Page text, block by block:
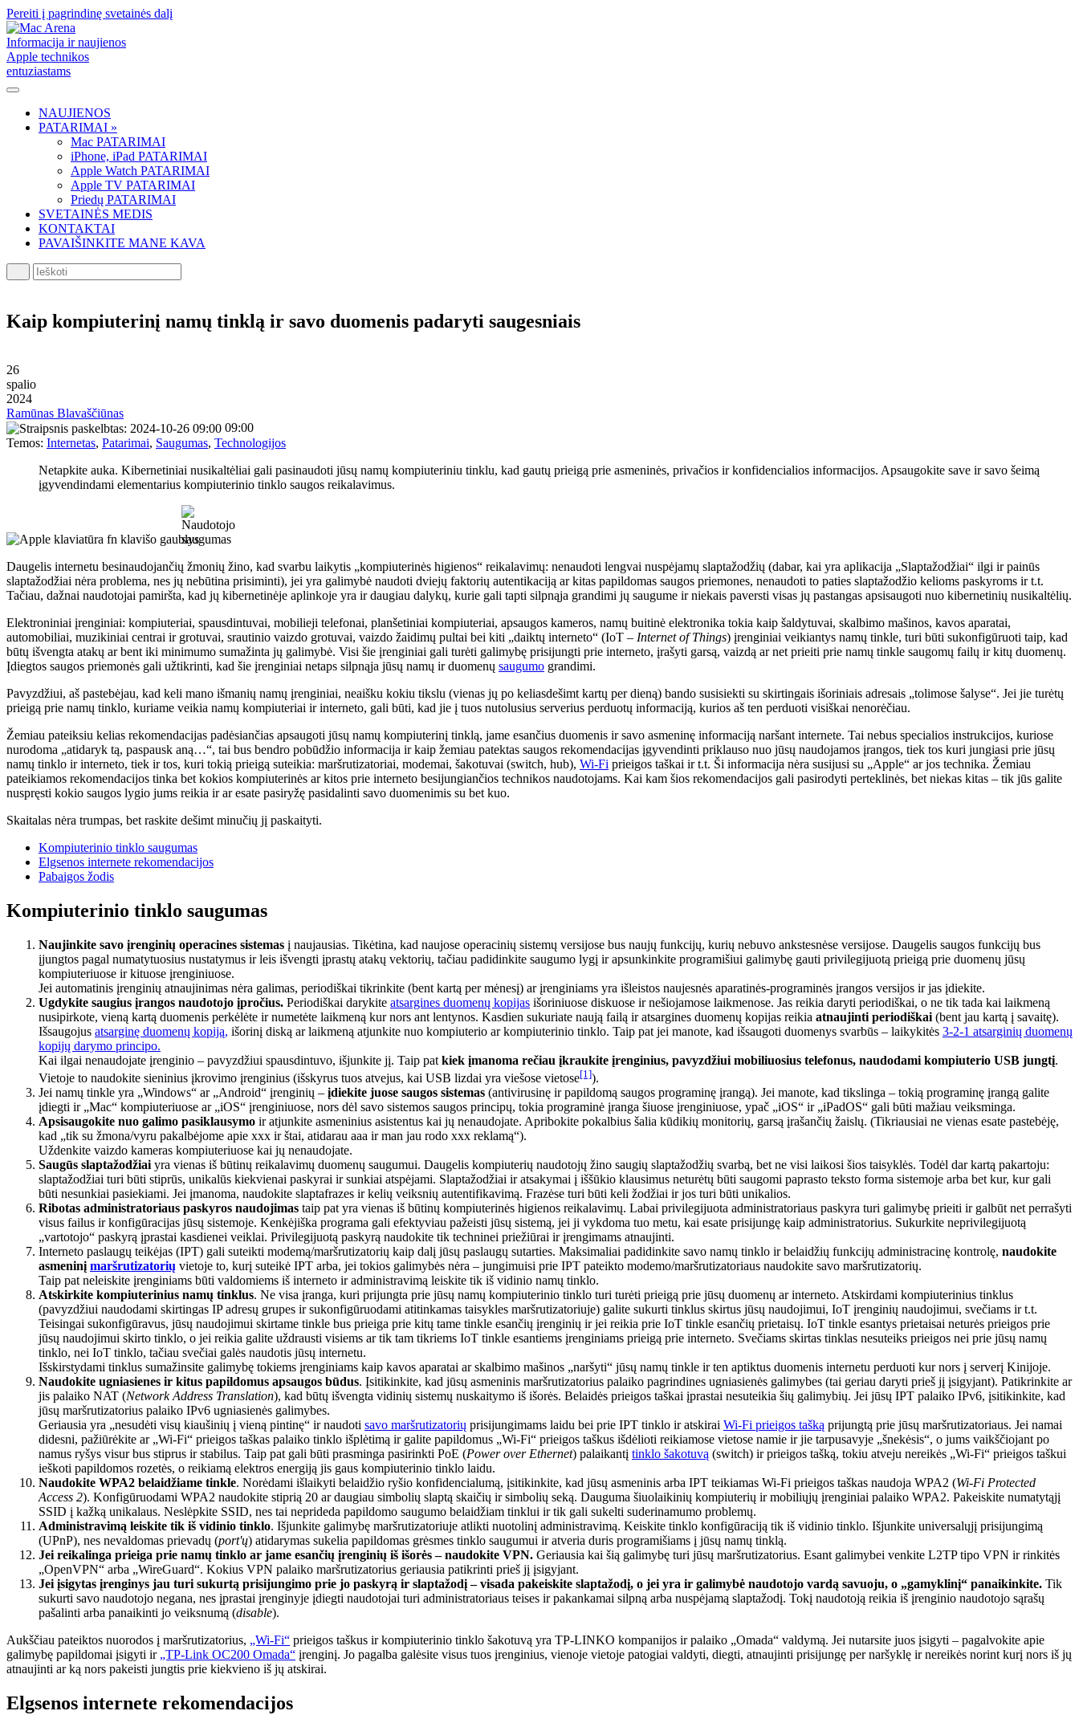
Pereiti į pagrindinę svetainės dalį
Informacija ir naujienos
Apple technikos
entuziastams
NAUJIENOS
PATARIMAI »
Mac PATARIMAI
iPhone, iPad PATARIMAI
Apple Watch PATARIMAI
Apple TV PATARIMAI
Priedų PATARIMAI
SVETAINĖS MEDIS
KONTAKTAI
PAVAIŠINKITE MANE KAVA
Ieškoti
Kaip kompiuterinį namų tinklą ir savo duomenis padaryti saugesniais
26
spalio
2024
Ramūnas Blavaščiūnas
09:00
Temos: Internetas, Patarimai, Saugumas, Technologijos
Netapkite auka. Kibernetiniai nusikaltėliai gali pasinaudoti jūsų namų kompiuteriniu tinklu, kad gautų prieigą prie asmeninės, privačios ir konfidencialios informacijos. Apsaugokite save ir savo šeimą
įgyvendindami elementarius kompiuterinio tinklo saugos reikalavimus.
Daugelis internetu besinaudojančių žmonių žino, kad svarbu laikytis „kompiuterinės higienos“ reikalavimų: nenaudoti lengvai nuspėjamų slaptažodžių (dabar, kai yra aplikacija „Slaptažodžiai“ ilgi ir painūs
slaptažodžiai nėra problema, nes jų nebūtina prisiminti), jei yra galimybė naudoti dviejų faktorių autentikaciją ar kitas papildomas saugos priemones, nenaudoti to paties slaptažodžio kelioms paskyroms ir t.t.
Tačiau, dažnai naudotojai pamiršta, kad jų kibernetinėje aplinkoje yra ir daugiau dalykų, kurie gali tapti silpnąja grandimi jų saugume ir niekais paversti visas jų pastangas apsisaugoti nuo kibernetinių nusikaltėlių.
Elektroniniai įrenginiai: kompiuteriai, spausdintuvai, mobilieji telefonai, planšetiniai kompiuteriai, apsaugos kameros, namų buitinė elektronika tokia kaip šaldytuvai, skalbimo mašinos, kavos aparatai,
automobiliai, muzikiniai centrai ir grotuvai, srautinio vaizdo grotuvai, vaizdo žaidimų pultai bei kiti „daiktų interneto“ (IoT – Internet of Things) įrenginiai veikiantys namų tinkle, turi būti sukonfigūruoti taip, kad
būtų išvengta atakų ar bent iki minimumo sumažinta jų galimybė. Visi šie įrenginiai gali turėti galimybę prisijungti prie interneto, įrašyti garsą, vaizdą ar net prieiti prie namų tinkle saugomų failų ir kitų duomenų.
Įdiegtos saugos priemonės gali užtikrinti, kad šie įrenginiai netaps silpnąja jūsų namų ir duomenų saugumo grandimi.
Pavyzdžiui, aš pastebėjau, kad keli mano išmanių namų įrenginiai, neaišku kokiu tikslu (vienas jų po keliasdešimt kartų per dieną) bando susisiekti su skirtingais išoriniais adresais „tolimose šalyse“. Jei jie turėtų
prieigą prie namų tinklo, kuriame veikia namų kompiuteriai ir interneto, gali būti, kad jie į tuos nutolusius serverius perduotų informaciją, kurios aš ten perduoti visiškai nenorėčiau.
Žemiau pateiksiu kelias rekomendacijas padėsiančias apsaugoti jūsų namų kompiuterinį tinklą, jame esančius duomenis ir savo asmeninę informaciją naršant internete. Tai nebus specialios instrukcijos, kuriose
nurodoma „atidaryk tą, paspausk aną…“, tai bus bendro pobūdžio informacija ir kaip žemiau patektas saugos rekomendacijas įgyvendinti priklauso nuo jūsų naudojamos įrangos, tiek tos kuri jungiasi prie jūsų
namų tinklo ir interneto, tiek ir tos, kuri tokią prieigą suteikia: maršrutizatoriai, modemai, šakotuvai (switch, hub), Wi-Fi prieigos taškai ir t.t. Ši informacija nėra susijusi su „Apple“ ar jos technika. Žemiau
pateikiamos rekomendacijos tinka bet kokios kompiuterinės ar kitos prie interneto besijungiančios technikos naudotojams. Kai kam šios rekomendacijos gali pasirodyti perteklinės, bet niekas kitas – tik jūs galite
nuspręsti kokio saugos lygio jums reikia ir ar esate pasiryžę pasidalinti savo duomenimis su bet kuo.
Skaitalas nėra trumpas, bet raskite dešimt minučių jį paskaityti.
Kompiuterinio tinklo saugumas
Elgsenos internete rekomendacijos
Pabaigos žodis
Kompiuterinio tinklo saugumas
Naujinkite savo įrenginių operacines sistemas į naujausias. Tikėtina, kad naujose operacinių sistemų versijose bus naujų funkcijų, kurių nebuvo ankstesnėse versijose. Daugelis saugos funkcijų bus
įjungtos pagal numatytuosius nustatymus ir leis išvengti įprastų atakų vektorių, tačiau padidinkite saugumo lygį ir apsunkinkite programišiui galimybę gauti privilegijuotą prieigą prie duomenų jūsų
kompiuteriuose ir kituose įrenginiuose.
Jei automatinis įrenginių atnaujinimas nėra galimas, periodiškai tikrinkite (bent kartą per mėnesį) ar įrenginiams yra išleistos naujesnės aparatinės-programinės įrangos versijos ir jas įdiekite.
Ugdykite saugius įrangos naudotojo įpročius. Periodiškai darykite atsargines duomenų kopijas išoriniuose diskuose ir nešiojamose laikmenose. Jas reikia daryti periodiškai, o ne tik tada kai laikmeną
nusipirkote, vieną kartą duomenis perkėlėte ir numetėte laikmeną kur nors ant lentynos. Kasdien sukuriate naują failą ir atsargines duomenų kopijas reikia atnaujinti periodiškai (bent jau kartą į savaitę).
Išsaugojus atsarginę duomenų kopiją, išorinį diską ar laikmeną atjunkite nuo kompiuterio ar kompiuterinio tinklo. Taip pat jei manote, kad išsaugoti duomenys svarbūs – laikykitės 3-2-1 atsarginių duomenų
kopijų darymo principo.
Kai ilgai nenaudojate įrenginio – pavyzdžiui spausdintuvo, išjunkite jį. Taip pat kiek įmanoma rečiau įkraukite įrenginius, pavyzdžiui mobiliuosius telefonus, naudodami kompiuterio USB jungtį.
Vietoje to naudokite sieninius įkrovimo įrenginius (išskyrus tuos atvejus, kai USB lizdai yra viešose vietose[1]).
Jei namų tinkle yra „Windows“ ar „Android“ įrenginių – įdiekite juose saugos sistemas (antivirusinę ir papildomą saugos programinę įrangą). Jei manote, kad tikslinga – tokią programinę įrangą galite
įdiegti ir „Mac“ kompiuteriuose ar „iOS“ įrenginiuose, nors dėl savo sistemos saugos principų, tokia programinė įranga šiuose įrenginiuose, ypač „iOS“ ir „iPadOS“ gali būti mažiau veiksminga.
Apsisaugokite nuo galimo pasiklausymo ir atjunkite asmeninius asistentus kai jų nenaudojate. Apribokite pokalbius šalia kūdikių monitorių, garsą įrašančių žaislų. (Tikriausiai ne vienas esate pastebėję,
kad „tik su žmona/vyru pakalbėjome apie xxx ir štai, atidarau aaa ir man jau rodo xxx reklamą“).
Uždenkite vaizdo kameras kompiuteriuose kai jų nenaudojate.
Saugūs slaptažodžiaiyra vienas iš būtinų reikalavimų duomenų saugumui. Daugelis kompiuterių naudotojų žino saugių slaptažodžių svarbą, bet ne visi laikosi šios taisyklės. Todėl dar kartą pakartoju:
slaptažodžiai turi būti stiprūs, unikalūs kiekvienai paskyrai ir sunkiai atspėjami. Slaptažodžiai ir atsakymai į iššūkio klausimus neturėtų būti saugomi paprasto teksto forma sistemoje arba bet kur, kur gali
būti nesunkiai pasiekiami. Jei įmanoma, naudokite slaptafrazes ir kelių veiksnių autentifikavimą. Frazėse turi būti keli žodžiai ir jos turi būti unikalios.
Ribotas administratoriaus paskyros naudojimas taip pat yra vienas iš būtinų kompiuterinės higienos reikalavimų. Labai privilegijuota administratoriaus paskyra turi galimybę prieiti ir galbūt net perrašyti
visus failus ir konfigūracijas jūsų sistemoje. Kenkėjiška programa gali efektyviau pažeisti jūsų sistemą, jei ji vykdoma tuo metu, kai esate prisijungę kaip administratorius. Sukurkite neprivilegijuotą
„vartotojo“ paskyrą įprastai kasdienei veiklai. Privilegijuotą paskyrą naudokite tik techninei priežiūrai ir įrengimams atnaujinti.
Interneto paslaugų teikėjas (IPT) gali suteikti modemą/maršrutizatorių kaip dalį jūsų paslaugų sutarties. Maksimaliai padidinkite savo namų tinklo ir belaidžių funkcijų administracinę kontrolę, naudokite
asmeninįmaršrutizatorių vietoje to, kurį suteikė IPT arba, jei tokios galimybės nėra – jungimuisi prie IPT pateikto modemo/maršrutizatoriaus naudokite savo maršrutizatorių.
Taip pat neleiskite įrenginiams būti valdomiems iš interneto ir administravimą leiskite tik iš vidinio namų tinklo.
Atskirkite kompiuterinius namų tinklus. Ne visa įranga, kuri prijungta prie jūsų namų kompiuterinio tinklo turi turėti prieigą prie jūsų duomenų ar interneto. Atskirdami kompiuterinius tinklus
(pavyzdžiui naudodami skirtingas IP adresų grupes ir sukonfigūruodami atitinkamas taisykles maršrutizatoriuje) galite sukurti tinklus skirtus jūsų naudojimui, IoT įrenginių naudojimui, svečiams ir t.t.
Teisingai sukonfigūravus, jūsų naudojimui skirtame tinkle bus prieiga prie kitų tame tinkle esančių įrenginių ir jei reikia prie IoT tinkle esančių prietaisų. IoT tinkle esantys prietaisai neturės prieigos prie
jūsų naudojimui skirto tinklo, o jei reikia galite uždrausti visiems ar tik tam tikriems IoT tinkle esantiems įrenginiams prieigą prie interneto. Svečiams skirtas tinklas nesuteiks prieigos nei prie jūsų namų
tinklo, nei IoT tinklo, tačiau svečiai galės naudotis jūsų internetu.
Išskirstydami tinklus sumažinsite galimybę tokiems įrenginiams kaip kavos aparatai ar skalbimo mašinos „naršyti“ jūsų namų tinkle ir ten aptiktus duomenis internetu perduoti kur nors į serverį Kinijoje.
Naudokite ugniasienes ir kitus papildomus apsaugos būdus. Įsitikinkite, kad jūsų asmeninis maršrutizatorius palaiko pagrindines ugniasienės galimybes (tai geriau daryti prieš jį įsigyjant). Patikrinkite ar
jis palaiko NAT (‌Network Address Translation), kad būtų išvengta vidinių sistemų nuskaitymo iš išorės. Belaidės prieigos taškai įprastai nesuteikia šių galimybių. Jei jūsų IPT palaiko IPv6, įsitikinkite, kad
jūsų maršrutizatorius palaiko IPv6 ugniasienės galimybes.
Geriausia yra „nesudėti visų kiaušinių į vieną pintinę“ ir naudoti savo maršrutizatorių prisijungimams laidu bei prie IPT tinklo ir atskirai Wi-Fi prieigos tašką prijungtą prie jūsų maršrutizatoriaus. Jei namai
didesni, pažiūrėkite ar „Wi-Fi“ prieigos taškas palaiko tinklo išplėtimą ir galite papildomus „Wi-Fi“ prieigos taškus išdėlioti reikiamose vietose namie ir jie tarpusavyje „šnekėsis“, o jums vaikščiojant po
namus ryšys visur bus stiprus ir stabilus. Taip pat gali būti prasminga pasirinkti PoE (Power over Ethernet) palaikantį tinklo šakotuvą (switch) ir prieigos tašką, tokiu atveju nereikės „Wi-Fi“ prieigos taškui
ieškoti papildomos rozetės, o reikiamą elektros energiją jis gaus kompiuterinio tinklo laidu.
Naudokite WPA2 belaidžiame tinkle. Norėdami išlaikyti belaidžio ryšio konfidencialumą, įsitikinkite, kad jūsų asmeninis arba IPT teikiamas Wi-Fi prieigos taškas naudoja WPA2 (Wi-Fi Protected
Access 2). Konfigūruodami WPA2 naudokite stiprią 20 ar daugiau simbolių slaptą skaičių ir simbolių seką. Dauguma šiuolaikinių kompiuterių ir mobiliųjų įrenginiai palaiko WPA2. Pakeiskite numatytąjį
SSID į kažką unikalaus. Neslėpkite SSID, nes tai neprideda papildomo saugumo belaidžiam tinklui ir tik gali sukelti suderinamumo problemų.
Administravimą leiskite tik iš vidinio tinklo. Išjunkite galimybę maršrutizatoriuje atlikti nuotolinį administravimą. Keiskite tinklo konfigūraciją tik iš vidinio tinklo. Išjunkite universalųjį prisijungimą
(UPnP), nes nevaldomas prievadų (port'ų) atidarymas sukelia papildomas grėsmes tinklo saugumui ir atveria duris programišiams į jūsų namų tinklą.
Jei reikalinga prieiga prie namų tinklo ar jame esančių įrenginių iš išorės – naudokite VPN. Geriausia kai šią galimybę turi jūsų maršrutizatorius. Esant galimybei venkite L2TP tipo VPN ir rinkitės
„OpenVPN“ arba „WireGuard“. Kokius VPN palaiko maršrutizatorius geriausia patikrinti prieš jį įsigyjant.
Jei įsigytas įrenginys jau turi sukurtą prisijungimo prie jo paskyrą ir slaptažodį – visada pakeiskite slaptažodį, o jei yra ir galimybė naudotojo vardą savuoju, o „gamyklinį“ panaikinkite. Tik
sukurti savo naudotojo negana, nes įprastai įrenginyje įdiegti naudotojai turi administratoriaus teises ir pakankamai silpną arba nuspėjamą slaptažodį. Tokį naudotoją reikia iš įrenginio naudotojo sąrašų
pašalinti arba panaikinti jo veiksnumą (disable).
Aukščiau pateiktos nuorodos į maršrutizatorius, „Wi-Fi“ prieigos taškus ir kompiuterinio tinklo šakotuvą yra TP-LINKO kompanijos ir palaiko „Omada“ valdymą. Jei nutarsite juos įsigyti – pagalvokite apie
galimybę papildomai įsigyti ir „TP-Link OC200 Omada“ įrenginį. Jo pagalba galėsite visus tuos įrenginius, vienoje vietoje patogiai valdyti, diegti, atnaujinti prisijungę per naršyklę ir nereikės norint kurį nors iš jų
atnaujinti ar ką nors pakeisti jungtis prie kiekvieno iš jų atskirai.
Elgsenos internete rekomendacijos